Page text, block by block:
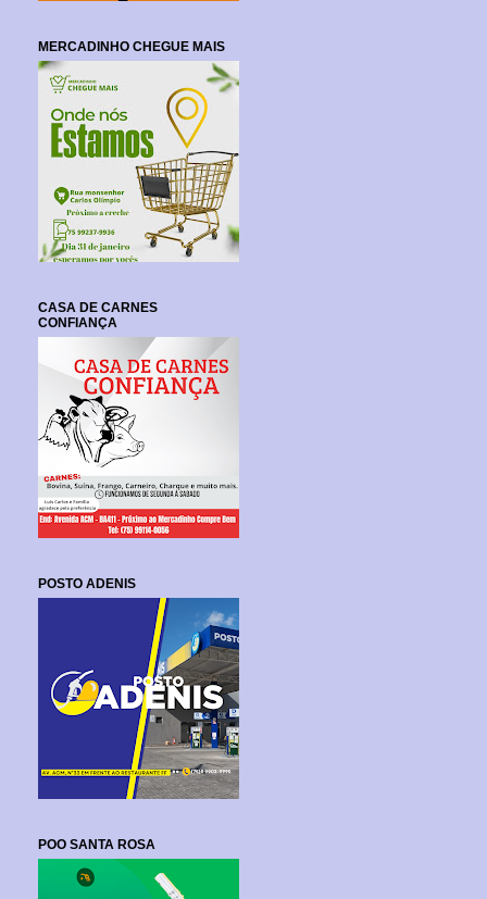
MERCADINHO CHEGUE MAIS
CASA DE CARNES
CONFIANÇA
POSTO ADENIS
POO SANTA ROSA